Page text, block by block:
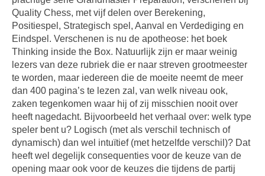
Quality Chess, met vijf delen over Berekening,
Positiespel, Strategisch spel, Aanval en Verdediging en
Eindspel. Verschenen is nu de apotheose: het boek
Thinking inside the Box. Natuurlijk zijn er maar weinig
lezers van deze rubriek die er naar streven grootmeester
te worden, maar iedereen die de moeite neemt de meer
dan 400 pagina’s te lezen zal, van welk niveau ook,
zaken tegenkomen waar hij of zij misschien nooit over
heeft nagedacht. Bijvoorbeeld het verhaal over: welk type
speler bent u? Logisch (met als verschil technisch of
dynamisch) dan wel intuïtief (met hetzelfde verschil)? Dat
heeft wel degelijk consequenties voor de keuze van de
opening maar ook voor de keuzes die tijdens de partij